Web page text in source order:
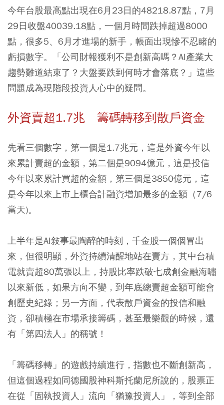
今年台股最高點出現在6月23日的48218.87點，7月
29日收盤40039.18點，一個月時間跌掉超過8000
點，很多5、6月才進場的新手，帳面出現慘不忍睹的
虧損數字。「公司財報獲利不是創新高嗎？AI產業大
趨勢難道結束了？大盤要跌到何時才會落底？」這些
問題成為現階段投資人心中的疑問。
外資賣超1.7兆 籌碼轉移到散戶資金
先看三個數字，第一個是1.7兆元，這是外資今年以
來累計賣超的金額，第二個是9094億元，這是投信
今年以來累計買超的金額，第三個是3850億元，這
是今年以來上市上櫃合計融資增加最多的金額（7/6
當天)。
上半年是AI敍事最陶醉的時刻，千金股一個個冒出
來，但很明顯，外資持續清醒地站在賣方，其中台積
電就賣超80萬張以上，持股比率跌破七成創金融海嘯
以來新低，如果方向不變，到年底總賣超金額可能會
創歷史紀錄；另一方面，代表散戶資金的投信和融
資，卻積極在市場承接籌碼，甚至最樂觀的時候，還
有「第四法人」的稱號！
「籌碼移轉」的遊戲持續進行，指數也不斷創新高，
但這個過程如同德國股神科斯托蘭尼所說的，股票正
在從「固執投資人」流向「猶豫投資人」，等到全部